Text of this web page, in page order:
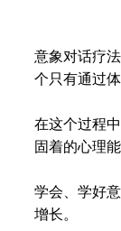
意象对话疗
个只有通过
在这个过程
固着的心理
学会、学好
增长。